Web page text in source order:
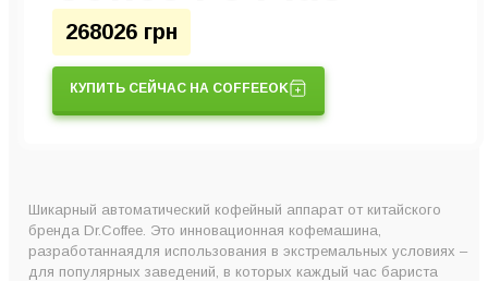
268026 грн
КУПИТЬ СЕЙЧАС НА COFFEEOK
Шикарный автоматический кофейный аппарат от китайского
бренда Dr.Coffee. Это инновационная кофемашина,
разработаннаядля использования в экстремальных условиях –
для популярных заведений, в которых каждый час бариста